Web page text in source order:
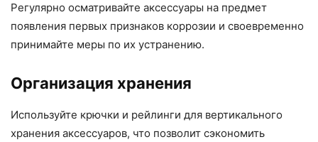
Регулярно осматривайте аксессуары на предмет
появления первых признаков коррозии и своевременно
принимайте меры по их устранению.
Организация хранения
Используйте крючки и рейлинги для вертикального
хранения аксессуаров, что позволит сэкономить